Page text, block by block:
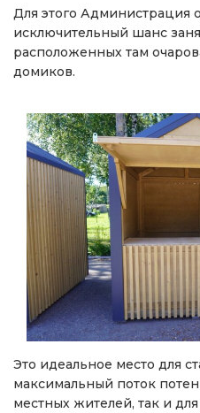
Для этого Администрация
исключительный шанс
расположенных там
домиков.
Это идеальное место для
максимальный поток
местных жителей, так и